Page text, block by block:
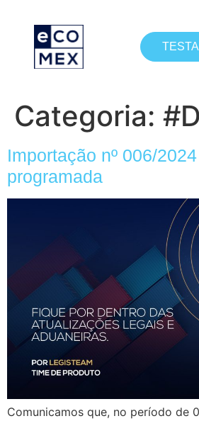
Categoria:
Importação nº 006/
programada
Comunicamos que, no período de